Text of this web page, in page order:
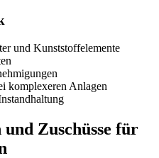
und Kunststoffelemente
komplexeren Anlagen
Zuschüsse für